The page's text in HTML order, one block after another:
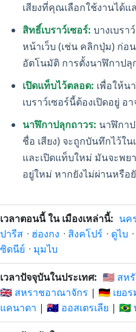
เสียงที่คุณเลือกใช้งานได้แ
สิทธิ์เบราว์เซอร์: บางเบร
หน้าเว็บ (เช่น คลิกปุ่ม) ก่อ
อัตโนมัติ การตั้งนาฬิกาป
เปิดแท็บไว้ตลอด: เพื่อให้น
เบราว์เซอร์นี้ต้องเปิดอยู่ อ
นาฬิกาปลุกถาวร: นาฬิกา
ชื่อ เสียง) จะถูกบันทึกไว้ใ
และเปิดแท็บใหม่ มันจะพ
อยู่ใหม่ หากยังไม่ผ่านหรือ
เวลาตอนนี้ ใน เมืองเหล่านี้: นค
ปารีส · ฮ่องกง · สิงคโปร์ · ดูไบ ·
ซิดนีย์ · มุมไบ
เวลาปัจจุบันในประเทศ: 🇺🇸 สห
🇬🇧 สหราชอาณาจักร | 🇩🇪 เยอ
แคนาดา | 🇦🇺 ออสเตรเลีย | 🇧🇷